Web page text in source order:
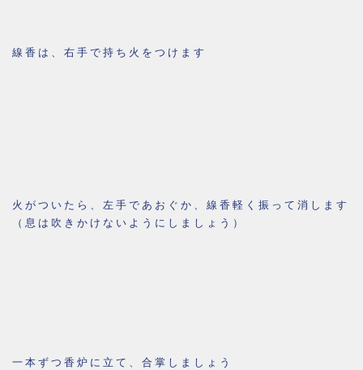
線香は、右手で持ち火をつけます
火がついたら、左手であおぐか、線香軽く振って消します
（息は吹きかけないようにしましょう）
一本ずつ香炉に立て、合掌しましょう